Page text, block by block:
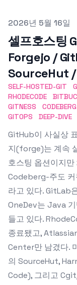
Published on
2026년 5월 16일
셀프호스팅
Forgejo /
SourceHut /
SELF-HOSTED-GIT
RHODECODE
GITNESS
CODEBERG
GITOPS
DEEP-DIVE
GitHub이 사실상
지(forge)는 계속
호스팅 옵션이지
Codeberg-주도
라고 있다. GitLab
OneDev는 Java
들고 있다.
종료됐고,
Center만 남겼다.
의 SourceHut,
Code), 그리고